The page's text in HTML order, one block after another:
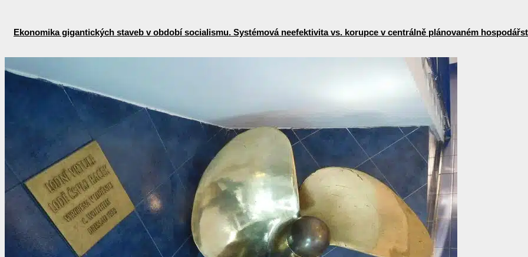
Ekonomika gigantických staveb v období socialismu. Systémová neefektivita vs. korupce v centrálně plánovaném